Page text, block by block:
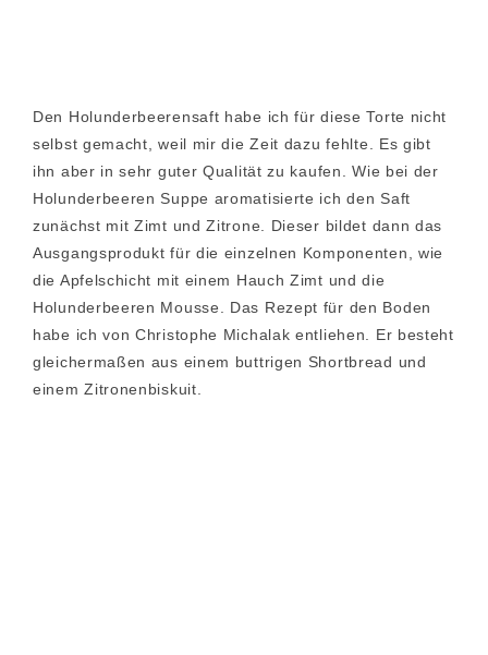
Den Holunderbeerensaft habe ich für diese Torte nicht
selbst gemacht, weil mir die Zeit dazu fehlte. Es gibt
ihn aber in sehr guter Qualität zu kaufen. Wie bei der
Holunderbeeren Suppe aromatisierte ich den Saft
zunächst mit Zimt und Zitrone. Dieser bildet dann das
Ausgangsprodukt für die einzelnen Komponenten, wie
die Apfelschicht mit einem Hauch Zimt und die
Holunderbeeren Mousse. Das Rezept für den Boden
habe ich von Christophe Michalak entliehen. Er besteht
gleichermaßen aus einem buttrigen Shortbread und
einem Zitronenbiskuit.